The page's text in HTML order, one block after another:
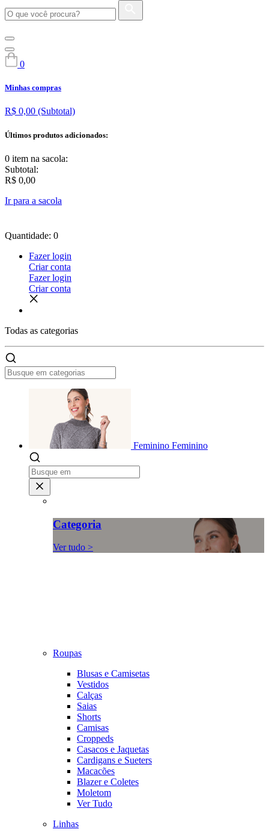
0
Minhas compras
R$ 0,00 (Subtotal)
Últimos produtos adicionados:
0 item na sacola:
Subtotal:
R$ 0,00
Ir para a sacola
Quantidade: 0
Fazer login
Criar conta
Fazer login
Criar conta
Todas as categorias
Feminino Feminino
Categoria
Ver tudo >
Roupas
Blusas e Camisetas
Vestidos
Calças
Saias
Shorts
Camisas
Croppeds
Casacos e Jaquetas
Cardigans e Sueters
Macacões
Blazer e Coletes
Moletom
Ver Tudo
Linhas